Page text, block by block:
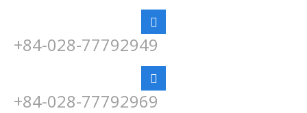
+84-028-77792949
+84-028-77792969